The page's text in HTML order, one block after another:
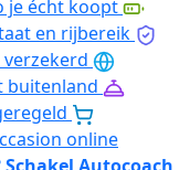
je écht koopt
en rijbereik
buitenland
online